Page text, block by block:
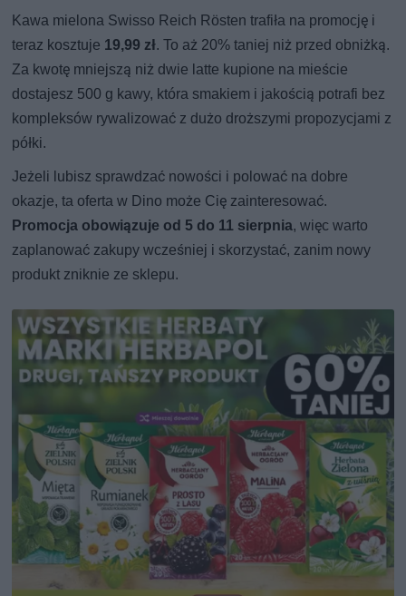
Kawa mielona Swisso Reich Rösten trafiła na promocję i
teraz kosztuje 19,99 zł. To aż 20% taniej niż przed obniżką.
Za kwotę mniejszą niż dwie latte kupione na mieście
dostajesz 500 g kawy, która smakiem i jakością potrafi bez
kompleksów rywalizować z dużo droższymi propozycjami z
półki.
Jeżeli lubisz sprawdzać nowości i polować na dobre
okazje, ta oferta w Dino może Cię zainteresować.
Promocja obowiązuje od 5 do 11 sierpnia, więc warto
zaplanować zakupy wcześniej i skorzystać, zanim nowy
produkt zniknie ze sklepu.